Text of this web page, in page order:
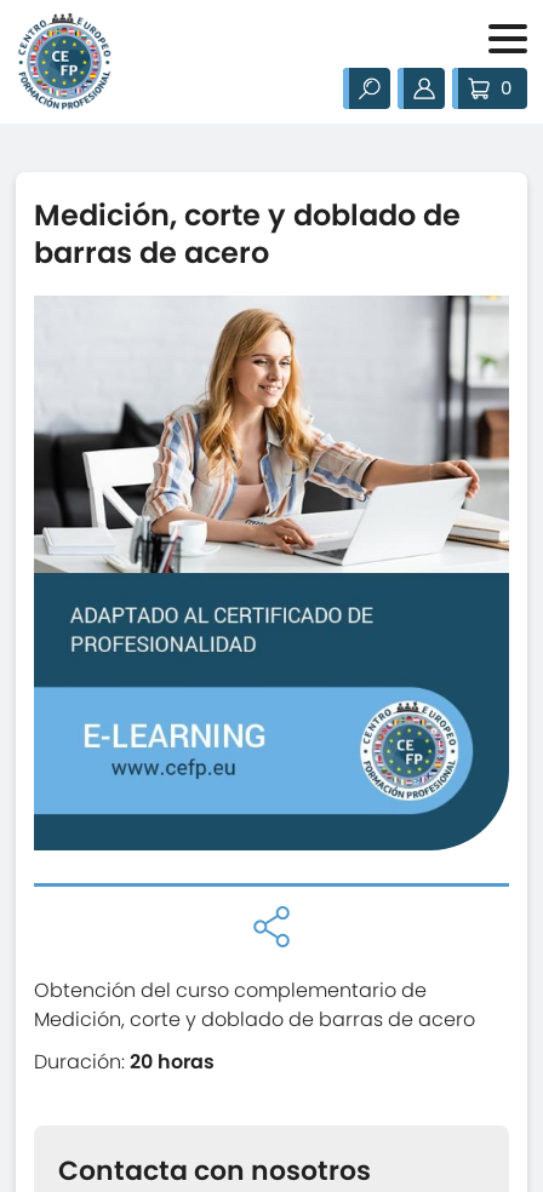
0
Medición, corte y doblado de
barras de acero
Obtención del curso complementario de
Medición, corte y doblado de barras de acero
Duración:20 horas
Contacta con nosotros